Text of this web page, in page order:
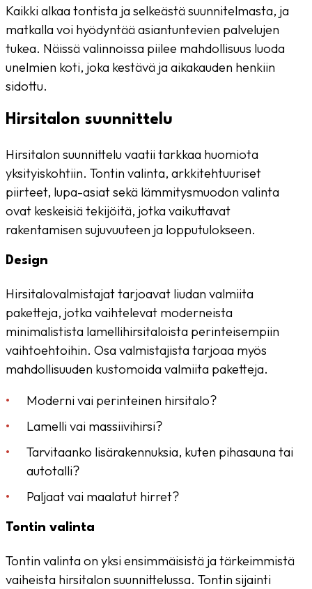
Kaikki alkaa tontista ja selkeästä suunnitelmasta, ja
matkalla voi hyödyntää asiantuntevien palvelujen
tukea. Näissä valinnoissa piilee mahdollisuus luoda
unelmien koti, joka kestävä ja aikakauden henkiin
sidottu.
Hirsitalon suunnittelu
Hirsitalon suunnittelu vaatii tarkkaa huomiota
yksityiskohtiin. Tontin valinta, arkkitehtuuriset
piirteet, lupa-asiat sekä lämmitysmuodon valinta
ovat keskeisiä tekijöitä, jotka vaikuttavat
rakentamisen sujuvuuteen ja lopputulokseen.
Design
Hirsitalovalmistajat tarjoavat liudan valmiita
paketteja, jotka vaihtelevat moderneista
minimalistista lamellihirsitaloista perinteisempiin
vaihtoehtoihin. Osa valmistajista tarjoaa myös
mahdollisuuden kustomoida valmiita paketteja.
Moderni vai perinteinen hirsitalo?
Lamelli vai massiivihirsi?
Tarvitaanko lisärakennuksia, kuten pihasauna tai
autotalli?
Paljaat vai maalatut hirret?
Tontin valinta
Tontin valinta on yksi ensimmäisistä ja tärkeimmistä
vaiheista hirsitalon suunnittelussa. Tontin sijainti